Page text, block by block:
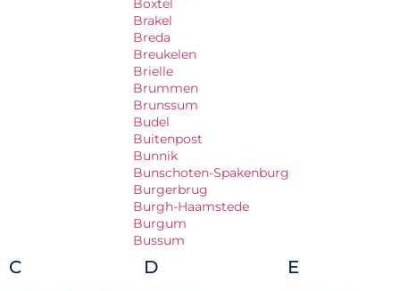
Boxtel
Brakel
Breda
Breukelen
Brielle
Brummen
Brunssum
Budel
Buitenpost
Bunnik
Bunschoten-Spakenburg
Burgerbrug
Burgh-Haamstede
Burgum
Bussum
C D E